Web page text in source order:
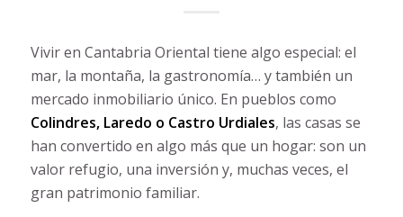
Vivir en Cantabria Oriental tiene algo especial: el
mar, la montaña, la gastronomía… y también un
mercado inmobiliario único. En pueblos como
Colindres, Laredo o Castro Urdiales, las casas se
han convertido en algo más que un hogar: son un
valor refugio, una inversión y, muchas veces, el
gran patrimonio familiar.